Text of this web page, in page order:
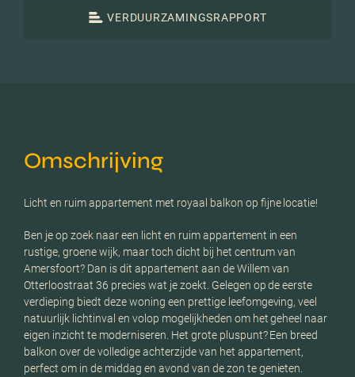
VERDUURZAMINGSRAPPORT
Omschrijving
Licht en ruim appartement met royaal balkon op fijne locatie!
Ben je op zoek naar een licht en ruim appartement in een
rustige, groene wijk, maar toch dicht bij het centrum van
Amersfoort? Dan is dit appartement aan de Willem van
Otterloostraat 36 precies wat je zoekt. Gelegen op de eerste
verdieping biedt deze woning een prettige leefomgeving, veel
natuurlijk lichtinval en volop mogelijkheden om het geheel naar
eigen inzicht te moderniseren. Het grote pluspunt? Een breed
balkon over de volledige achterzijde van het appartement,
perfect om in de middag en avond van de zon te genieten.